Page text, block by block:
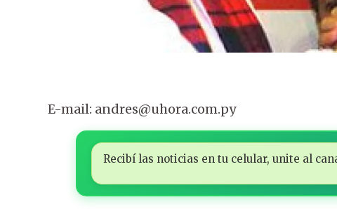
E-mail: andres@uhora.com.py
Recibí las noticias en tu celular, unite al